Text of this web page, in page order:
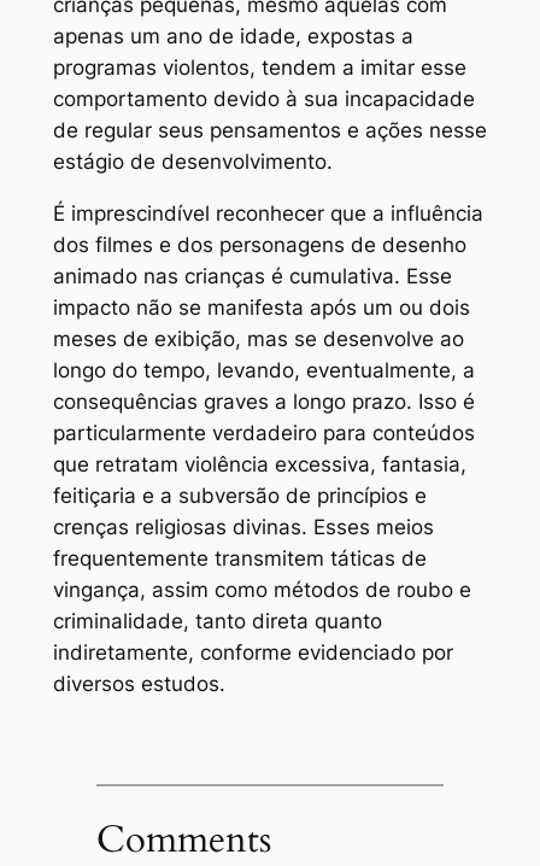
crianças pequenas, mesmo aquelas com
apenas um ano de idade, expostas a
programas violentos, tendem a imitar esse
comportamento devido à sua incapacidade
de regular seus pensamentos e ações nesse
estágio de desenvolvimento.
É imprescindível reconhecer que a influência
dos filmes e dos personagens de desenho
animado nas crianças é cumulativa. Esse
impacto não se manifesta após um ou dois
meses de exibição, mas se desenvolve ao
longo do tempo, levando, eventualmente, a
consequências graves a longo prazo. Isso é
particularmente verdadeiro para conteúdos
que retratam violência excessiva, fantasia,
feitiçaria e a subversão de princípios e
crenças religiosas divinas. Esses meios
frequentemente transmitem táticas de
vingança, assim como métodos de roubo e
criminalidade, tanto direta quanto
indiretamente, conforme evidenciado por
diversos estudos.
Comments